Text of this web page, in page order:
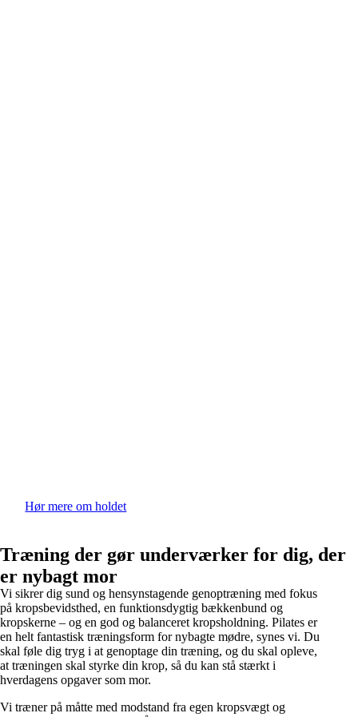
Hør mere om holdet
Træning der gør underværker for dig, der
er nybagt mor
Vi sikrer dig sund og hensynstagende genoptræning med fokus
på kropsbevidsthed, en funktionsdygtig bækkenbund og
kropskerne – og en god og balanceret kropsholdning. Pilates er
en helt fantastisk træningsform for nybagte mødre, synes vi. Du
skal føle dig tryg i at genoptage din træning, og du skal opleve,
at træningen skal styrke din krop, så du kan stå stærkt i
hverdagens opgaver som mor.
Vi træner på måtte med modstand fra egen kropsvægt og